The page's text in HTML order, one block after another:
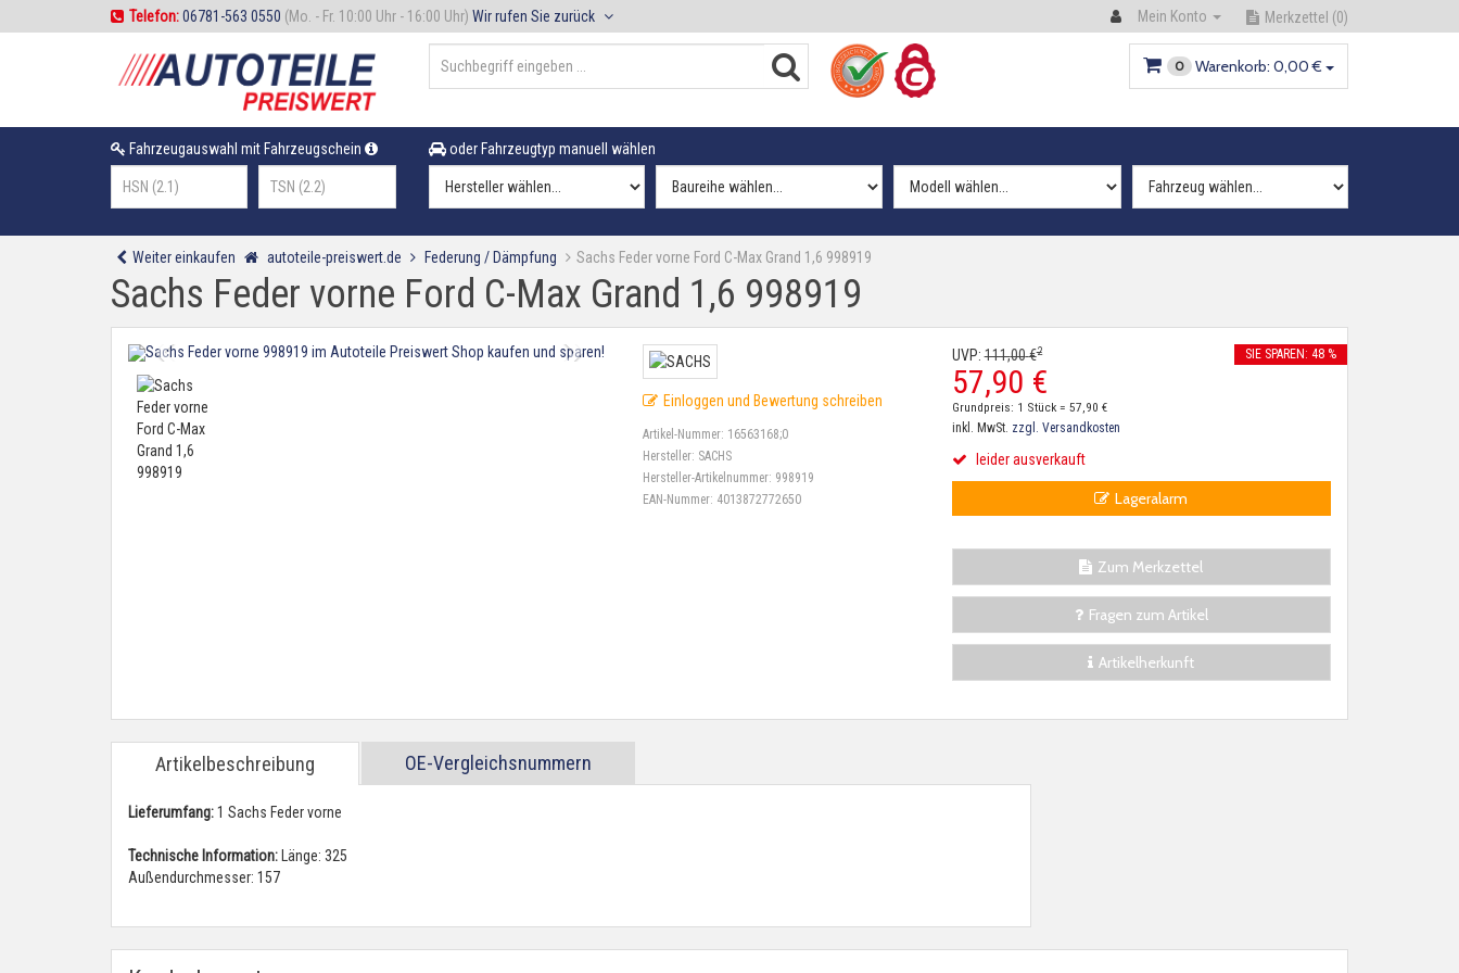
Telefon:06781-563 0550 (Mo. - Fr. 10:00 Uhr - 16:00 Uhr) Wir rufen Sie zurück Mein Konto Merkzettel (0)
0 Warenkorb: 0,00 €
Fahrzeugauswahl mit Fahrzeugschein oder Fahrzeugtyp manuell wählen
Weiter einkaufen autoteile-preiswert.de Federung / Dämpfung Sachs Feder vorne Ford C-Max Grand 1,6 998919
Sachs Feder vorne Ford C-Max Grand 1,6 998919
Einloggen und Bewertung schreiben
Artikel-Nummer: 16563168;0
Hersteller: SACHS
Hersteller-Artikelnummer: 998919
EAN-Nummer: 4013872772650
UVP:111,00€2
57,90 €
SIE SPAREN: 48 %
Grundpreis: 1 Stück = 57,90 €
inkl. MwSt. zzgl. Versandkosten
leider ausverkauft
Lageralarm
Zum Merkzettel
Fragen zum Artikel
Artikelherkunft
Artikelbeschreibung OE-Vergleichsnummern
Lieferumfang:1 Sachs Feder vorne
Technische Information: Länge: 325
Außendurchmesser: 157